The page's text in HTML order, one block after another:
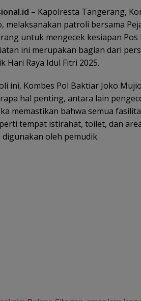
– Kapolresta Tangerang,
melaksanakan patroli bersama
untuk mengecek kesiapan Pos
ini merupakan bagian dari
Hari Raya Idul Fitri 2025.
ini, Kombes Pol Baktiar Joko
hal penting, antara lain
memastikan bahwa semua
tempat istirahat, toilet, dan
oleh pemudik.